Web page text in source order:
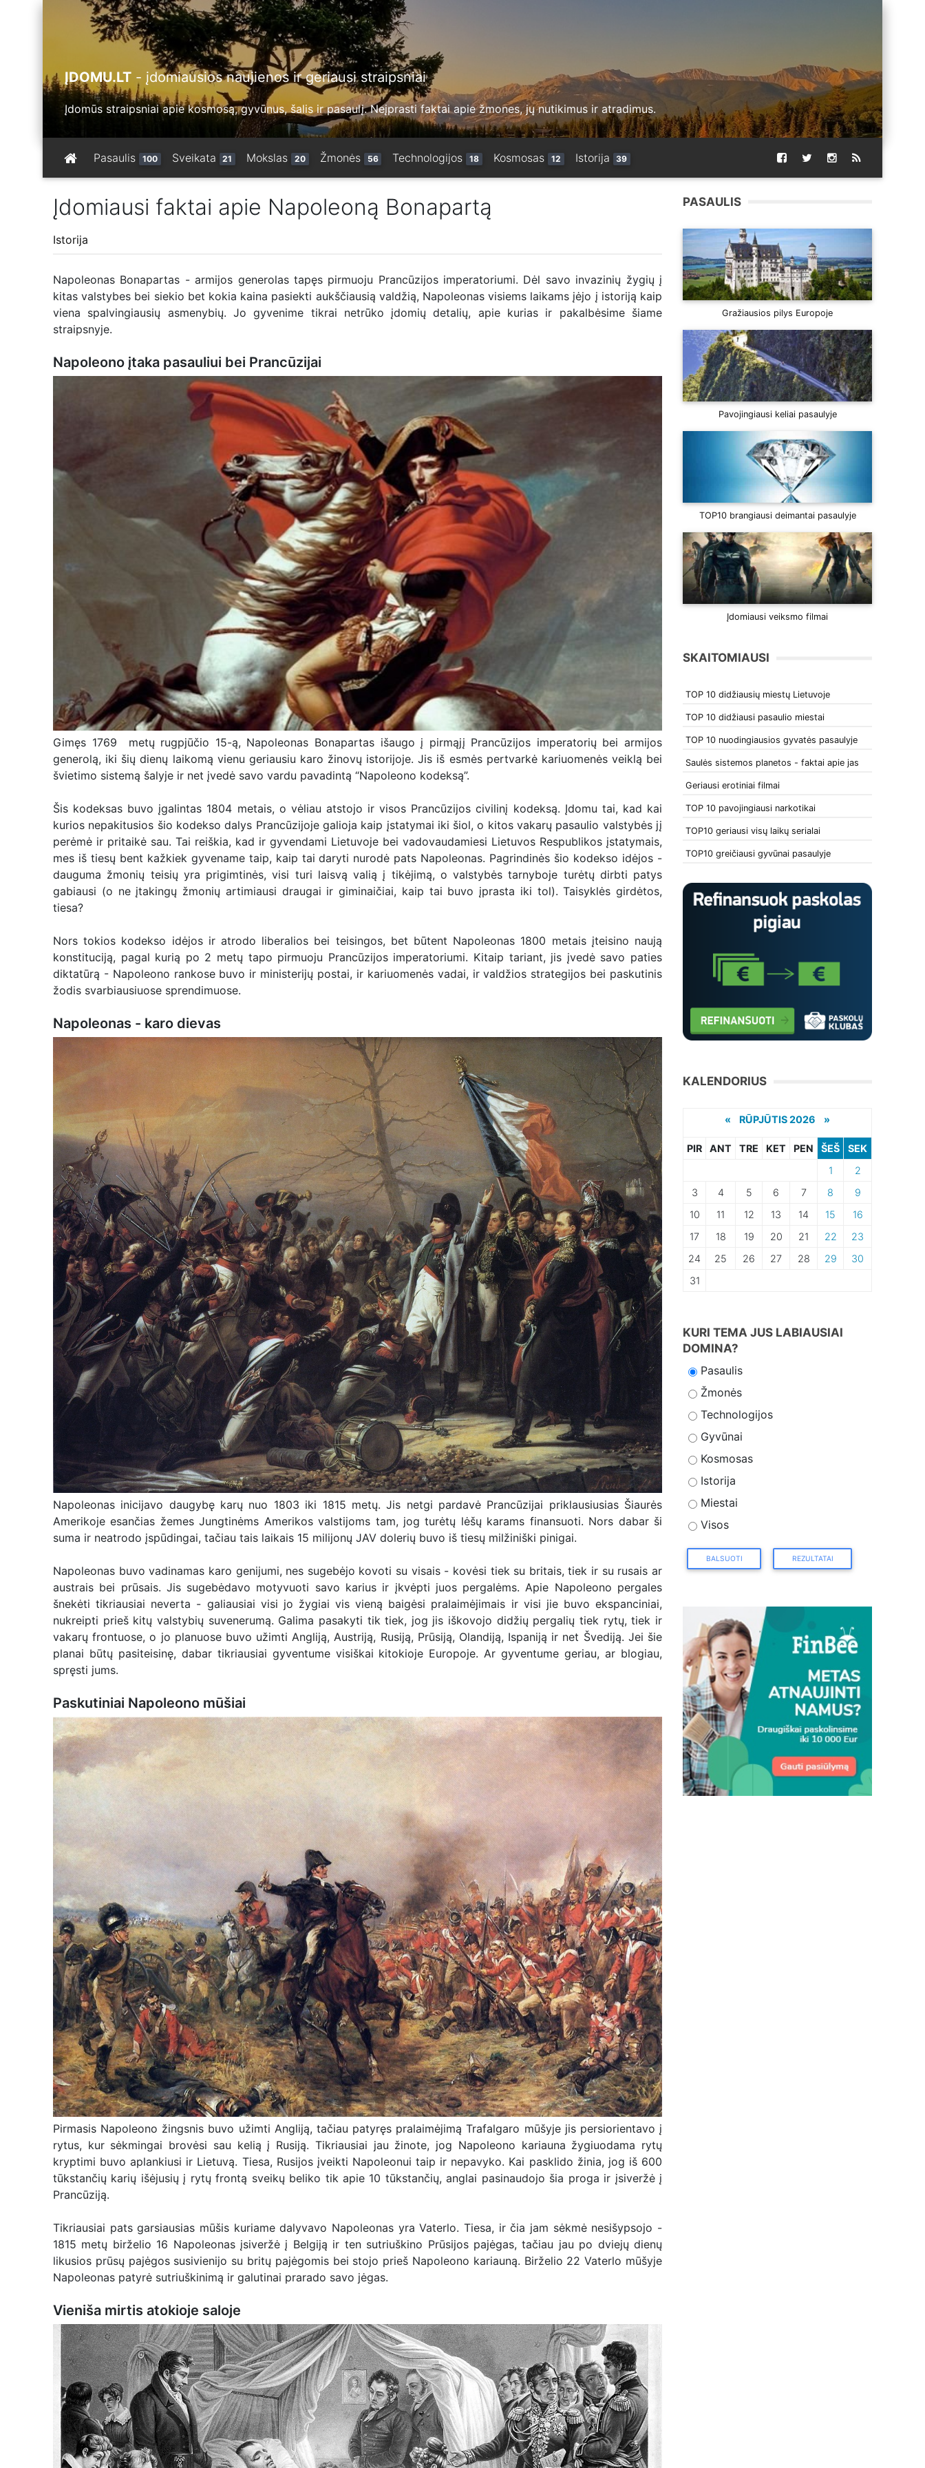
ĮDOMU.LT - įdomiausios naujienos ir geriausi straipsniai
Įdomūs straipsniai apie kosmosą, gyvūnus, šalis ir pasaulį. Neįprasti faktai apie žmones, jų nutikimus ir atradimus.
Pasaulis 100 Sveikata 21 Mokslas 20 Žmonės 56 Technologijos 18 Kosmosas 12 Istorija 39
Įdomiausi faktai apie Napoleoną Bonapartą
Istorija
Napoleonas Bonapartas - armijos generolas tapęs pirmuoju Prancūzijos imperatoriumi. Dėl savo invazinių žygių į
kitas valstybes bei siekio bet kokia kaina pasiekti aukščiausią valdžią, Napoleonas visiems laikams įėjo į istoriją kaip
viena spalvingiausių asmenybių. Jo gyvenime tikrai netrūko įdomių detalių, apie kurias ir pakalbėsime šiame
straipsnyje.
Napoleono įtaka pasauliui bei Prancūzijai
Gimęs 1769 metų rugpjūčio 15-ą, Napoleonas Bonapartas išaugo į pirmąjį Prancūzijos imperatorių bei armijos
generolą, iki šių dienų laikomą vienu geriausiu karo žinovų istorijoje. Jis iš esmės pertvarkė kariuomenės veiklą bei
švietimo sistemą šalyje ir net įvedė savo vardu pavadintą “Napoleono kodeksą”.
Šis kodeksas buvo įgalintas 1804 metais, o vėliau atstojo ir visos Prancūzijos civilinį kodeksą. Įdomu tai, kad kai
kurios nepakitusios šio kodekso dalys Prancūzijoje galioja kaip įstatymai iki šiol, o kitos vakarų pasaulio valstybės jį
perėmė ir pritaikė sau. Tai reiškia, kad ir gyvendami Lietuvoje bei vadovaudamiesi Lietuvos Respublikos įstatymais,
mes iš tiesų bent kažkiek gyvename taip, kaip tai daryti nurodė pats Napoleonas. Pagrindinės šio kodekso idėjos -
dauguma žmonių teisių yra prigimtinės, visi turi laisvą valią į tikėjimą, o valstybės tarnyboje turėtų dirbti patys
gabiausi (o ne įtakingų žmonių artimiausi draugai ir giminaičiai, kaip tai buvo įprasta iki tol). Taisyklės girdėtos,
tiesa?
Nors tokios kodekso idėjos ir atrodo liberalios bei teisingos, bet būtent Napoleonas 1800 metais įteisino naują
konstituciją, pagal kurią po 2 metų tapo pirmuoju Prancūzijos imperatoriumi. Kitaip tariant, jis įvedė savo paties
diktatūrą - Napoleono rankose buvo ir ministerijų postai, ir kariuomenės vadai, ir valdžios strategijos bei paskutinis
žodis svarbiausiuose sprendimuose.
Napoleonas - karo dievas
Napoleonas inicijavo daugybę karų nuo 1803 iki 1815 metų. Jis netgi pardavė Prancūzijai priklausiusias Šiaurės
Amerikoje esančias žemes Jungtinėms Amerikos valstijoms tam, jog turėtų lėšų karams finansuoti. Nors dabar ši
suma ir neatrodo įspūdingai, tačiau tais laikais 15 milijonų JAV dolerių buvo iš tiesų milžiniški pinigai.
Napoleonas buvo vadinamas karo genijumi, nes sugebėjo kovoti su visais - kovėsi tiek su britais, tiek ir su rusais ar
austrais bei prūsais. Jis sugebėdavo motyvuoti savo karius ir įkvėpti juos pergalėms. Apie Napoleono pergales
šnekėti tikriausiai neverta - galiausiai visi jo žygiai vis vieną baigėsi pralaimėjimais ir visi jie buvo ekspanciniai,
nukreipti prieš kitų valstybių suvenerumą. Galima pasakyti tik tiek, jog jis iškovojo didžių pergalių tiek rytų, tiek ir
vakarų frontuose, o jo planuose buvo užimti Angliją, Austriją, Rusiją, Prūsiją, Olandiją, Ispaniją ir net Švediją. Jei šie
planai būtų pasiteisinę, dabar tikriausiai gyventume visiškai kitokioje Europoje. Ar gyventume geriau, ar blogiau,
spręsti jums.
Paskutiniai Napoleono mūšiai
Pirmasis Napoleono žingsnis buvo užimti Angliją, tačiau patyręs pralaimėjimą Trafalgaro mūšyje jis persiorientavo į
rytus, kur sėkmingai brovėsi sau kelią į Rusiją. Tikriausiai jau žinote, jog Napoleono kariauna žygiuodama rytų
kryptimi buvo aplankiusi ir Lietuvą. Tiesa, Rusijos įveikti Napoleonui taip ir nepavyko. Kai pasklido žinia, jog iš 600
tūkstančių karių išėjusių į rytų frontą sveikų beliko tik apie 10 tūkstančių, anglai pasinaudojo šia proga ir įsiveržė į
Prancūziją.
Tikriausiai pats garsiausias mūšis kuriame dalyvavo Napoleonas yra Vaterlo. Tiesa, ir čia jam sėkmė nesišypsojo -
1815 metų birželio 16 Napoleonas įsiveržė į Belgiją ir ten sutriuškino Prūsijos pajėgas, tačiau jau po dviejų dienų
likusios prūsų pajėgos susivienijo su britų pajėgomis bei stojo prieš Napoleono kariauną. Birželio 22 Vaterlo mūšyje
Napoleonas patyrė sutriuškinimą ir galutinai prarado savo jėgas.
Vieniša mirtis atokioje saloje
PASAULIS
Gražiausios pilys Europoje
Pavojingiausi keliai pasaulyje
TOP10 brangiausi deimantai pasaulyje
Įdomiausi veiksmo filmai
SKAITOMIAUSI
TOP 10 didžiausių miestų Lietuvoje
TOP 10 didžiausi pasaulio miestai
TOP 10 nuodingiausios gyvatės pasaulyje
Saulės sistemos planetos - faktai apie jas
Geriausi erotiniai filmai
TOP 10 pavojingiausi narkotikai
TOP10 geriausi visų laikų serialai
TOP10 greičiausi gyvūnai pasaulyje
KALENDORIUS
« RŪPJŪTIS 2026 »
PIR ANT TRE KET PEN ŠEŠ
SEK
1
2
3
4 5 6 7 8
9
10
11 12 13 14 15
16
17
18 19 20 21 22
23
24
25 26 27 28 29
30
31
KURI TEMA JUS LABIAUSIAI
DOMINA?
Pasaulis
Žmonės
Technologijos
Gyvūnai
Kosmosas
Istorija
Miestai
Visos
BALSUOTI REZULTATAI